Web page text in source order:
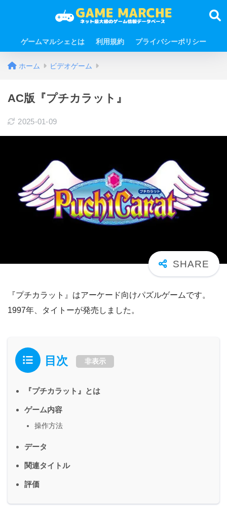
ゲームマルシェとは 利用規約 プライバシーポリシー
ホーム ビデオゲーム
AC版『プチカラット』
2025-01-09
『プチカラット』はアーケード向けパズルゲームです。
1997年、タイトーが発売しました。
目次 非表示
『プチカラット』とは
ゲーム内容
操作方法
データ
関連タイトル
評価